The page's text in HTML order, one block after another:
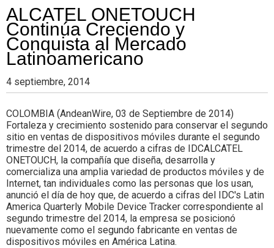
Colombia
de
negocios
con
Colombia.
ALCATEL ONETOUCH
Continúa Creciendo y
Conquista al Mercado
Latinoamericano
4 septiembre, 2014
COLOMBIA (AndeanWire, 03 de Septiembre de 2014)
Fortaleza y crecimiento sostenido para conservar el segundo
sitio en ventas de dispositivos móviles durante el segundo
trimestre del 2014, de acuerdo a cifras de IDCALCATEL
ONETOUCH, la compañía que diseña, desarrolla y
comercializa una amplia variedad de productos móviles y de
Internet, tan individuales como las personas que los usan,
anunció el día de hoy que, de acuerdo a cifras del IDC's Latin
America Quarterly Mobile Device Tracker correspondiente al
segundo trimestre del 2014, la empresa se posicionó
nuevamente como el segundo fabricante en ventas de
dispositivos móviles en América Latina.